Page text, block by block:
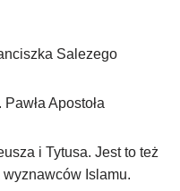
Salezego
Apostoła
i Tytusa. Jest to też
Islamu.